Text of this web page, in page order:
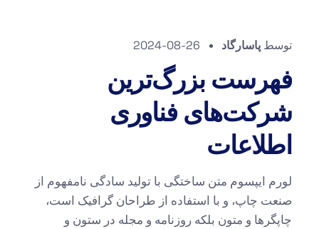
توسطپاسارگاد 2024-08-26
فهرست بزرگ‌ترین
شرکت‌های فناوری
اطلاعات
لورم ایپسوم متن ساختگی با تولید سادگی نامفهوم از
صنعت چاپ، و با استفاده از طراحان گرافیک است،
چاپگرها و متون بلکه روزنامه و مجله در ستون و